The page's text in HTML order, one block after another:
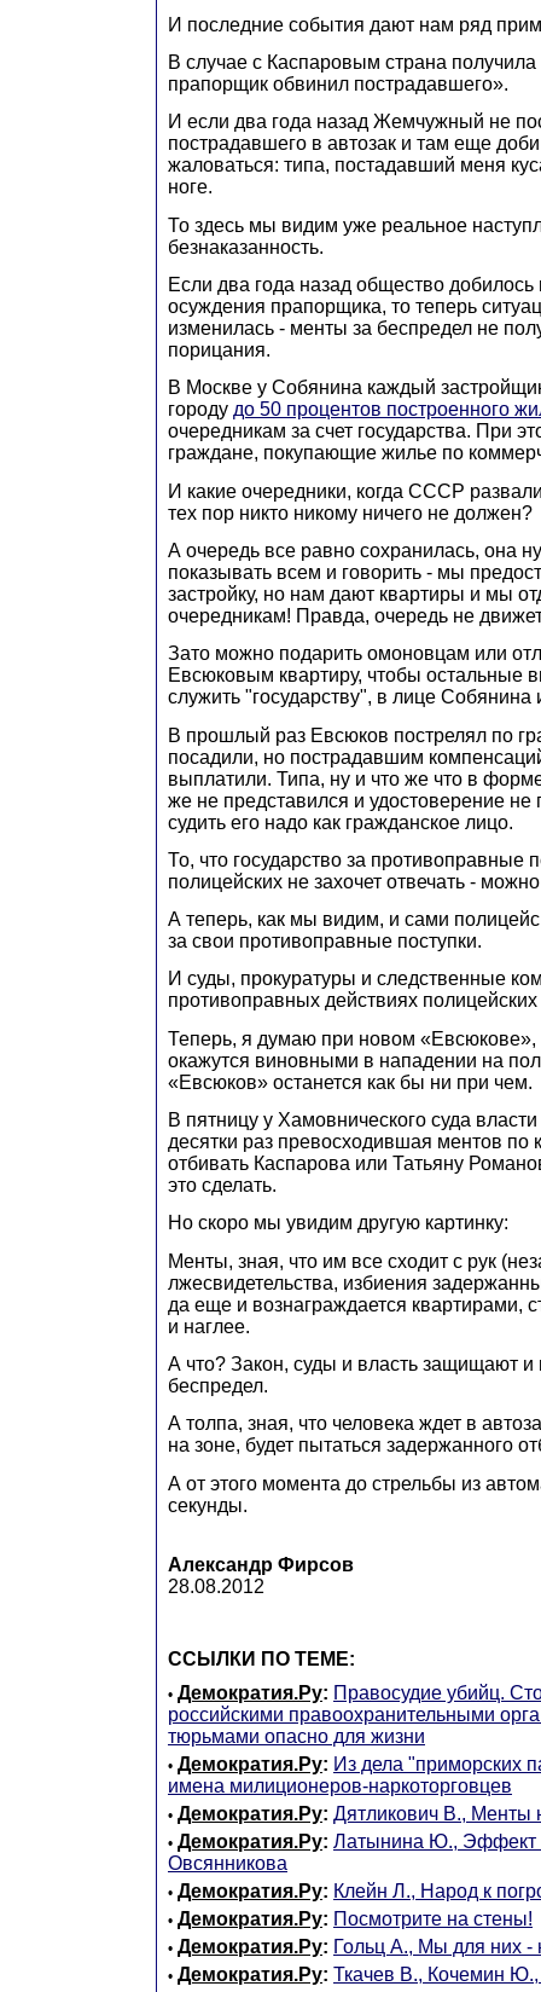
И последние события дают нам ряд
В случае с Каспаровым страна
прапорщик обвинил пострадавшего».
И если два года назад Жемчужный не
пострадавшего в автозак и там еще
жаловаться: типа, постадавший меня
ноге.
То здесь мы видим уже реальное
безнаказанность.
Если два года назад общество добилось
осуждения прапорщика, то теперь
изменилась - менты за беспредел не
порицания.
В Москве у Собянина каждый
городу до 50 процентов построенного
очередникам за счет государства. При
граждане, покупающие жилье по
И какие очередники, когда СССР
тех пор никто никому ничего не должен?
А очередь все равно сохранилась, она
показывать всем и говорить - мы
застройку, но нам дают квартиры и мы
очередникам! Правда, очередь не
Зато можно подарить омоновцам или
Евсюковым квартиру, чтобы остальные
служить "государству", в лице Собянина
В прошлый раз Евсюков пострелял по
посадили, но пострадавшим
выплатили. Типа, ну и что же что в
же не представился и удостоверение не
судить его надо как гражданское лицо.
То, что государство за противоправные
полицейских не захочет отвечать -
А теперь, как мы видим, и сами
за свои противоправные поступки.
И суды, прокуратуры и следственные
противоправных действиях
Теперь, я думаю при новом
окажутся виновными в нападении на
«Евсюков» останется как бы ни при чем.
В пятницу у Хамовнического суда
десятки раз превосходившая ментов по
отбивать Каспарова или Татьяну
это сделать.
Но скоро мы увидим другую картинку:
Менты, зная, что им все сходит с рук
лжесвидетельства, избиения
да еще и вознаграждается квартирами,
и наглее.
А что? Закон, суды и власть защищают
беспредел.
А толпа, зная, что человека ждет в
на зоне, будет пытаться задержанного
А от этого момента до стрельбы из
секунды.
Александр Фирсов
28.08.2012
ССЫЛКИ ПО ТЕМЕ:
• Демократия.Ру: Правосудие убийц.
российскими правоохранительными
тюрьмами опасно для жизни
• Демократия.Ру: Из дела "приморских
имена милиционеров-наркоторговцев
• Демократия.Ру: Дятликович В., Менты
• Демократия.Ру: Латынина Ю., Эффект
Овсянникова
• Демократия.Ру: Клейн Л., Народ к
• Демократия.Ру: Посмотрите на стены!
• Демократия.Ру: Гольц А., Мы для них -
• Демократия.Ру: Ткачев В., Кочемин Ю.,